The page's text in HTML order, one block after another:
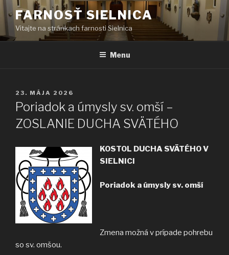
Prejsť
na
obsah
FARNOSŤ SIELNICA
Vitajte na stránkach farnosti Sielnica
Menu
PUBLIKOVANÉ
23. MÁJA 2026
Poriadok a úmysly sv. omší –
ZOSLANIE DUCHA SVÄTÉHO
KOSTOL DUCHA SVÄTÉHO V
SIELNICI
Poriadok a úmysly sv. omší
Zmena možná v prípade pohrebu
so sv. omšou.